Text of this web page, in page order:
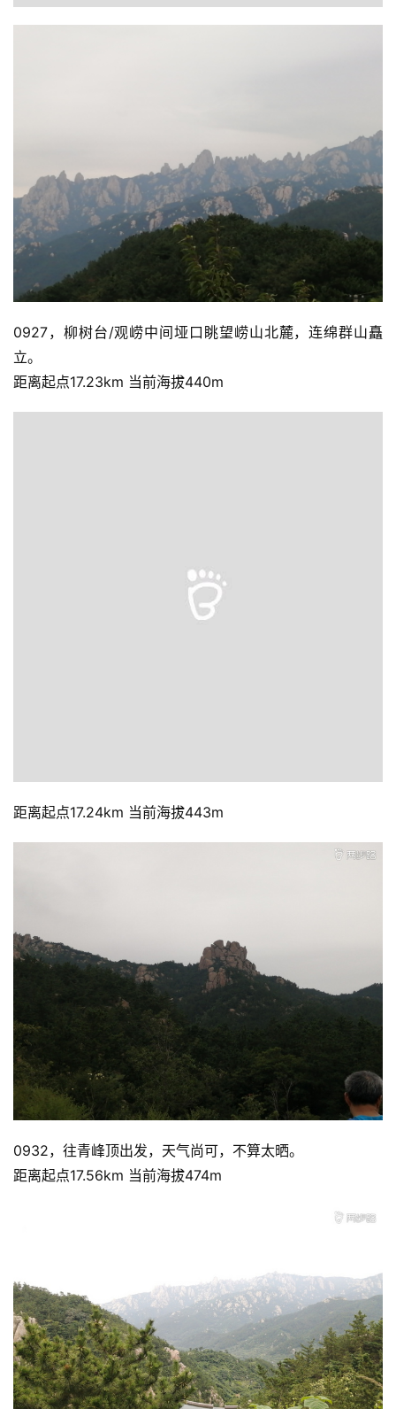
0927，柳树台/观崂中间垭口眺望崂山北麓，连绵群山矗
立。
距离起点17.23km 当前海拔440m
距离起点17.24km 当前海拔443m
0932，往青峰顶出发，天气尚可，不算太晒。
距离起点17.56km 当前海拔474m